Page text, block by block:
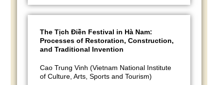
The Tịch Điền Festival in Hà Nam:
Processes of Restoration, Construction,
and Traditional Invention
Cao Trung Vinh (Vietnam National Institute
of Culture, Arts, Sports and Tourism)